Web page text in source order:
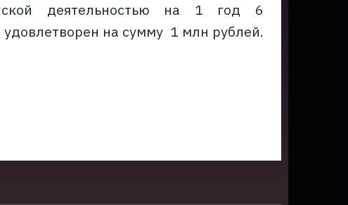
деятельностью на 1 год 6
на сумму 1 млн рублей.